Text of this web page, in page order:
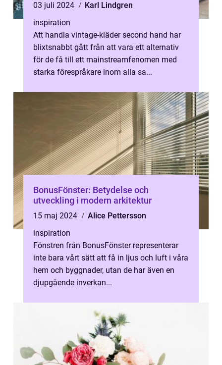
03 juli 2024
Karl Lindgren
inspiration
Att handla vintage-kläder second hand har
blixtsnabbt gått från att vara ett alternativ
för de få till ett mainstreamfenomen med
starka förespråkare inom alla sa...
BonusFönster: Betydelse och
utveckling i modern arkitektur
15 maj 2024
Alice Pettersson
inspiration
Fönstren från BonusFönster representerar
inte bara vårt sätt att få in ljus och luft i våra
hem och byggnader, utan de har även en
djupgående inverkan...